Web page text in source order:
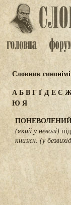
Словник
АБВГҐДЕЄ
Ю Я
(який у неволі)
книжн. (у